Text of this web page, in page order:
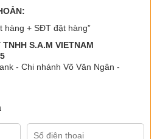
hàng + SĐT đặt hàng”
TNHH S.A.M VIETNAM
- Chi nhánh Võ Văn Ngân -